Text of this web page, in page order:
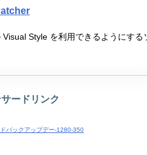
Style を利用できるようにする
ードリンク